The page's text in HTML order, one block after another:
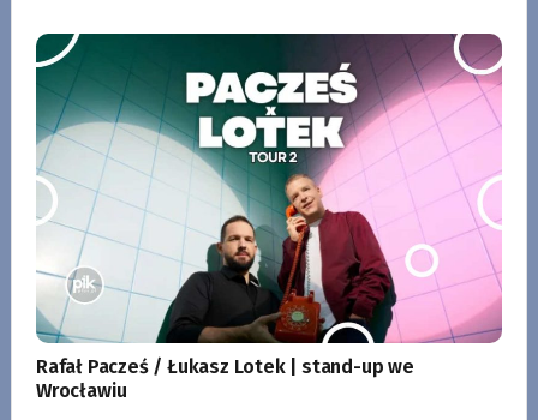
Rafał Pacześ / Łukasz Lotek | stand-up we
Wrocławiu